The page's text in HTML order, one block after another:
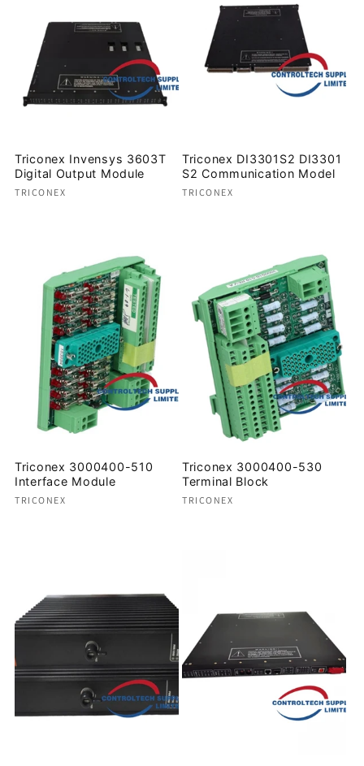
Triconex Invensys 3603T
Digital Output Module
Proveedor:
TRICONEX
Triconex DI3301S2 DI3301
S2 Communication Model
Proveedor:
TRICONEX
Triconex 3000400-510
Interface Module
Proveedor:
TRICONEX
Triconex 3000400-530
Terminal Block
Proveedor:
TRICONEX